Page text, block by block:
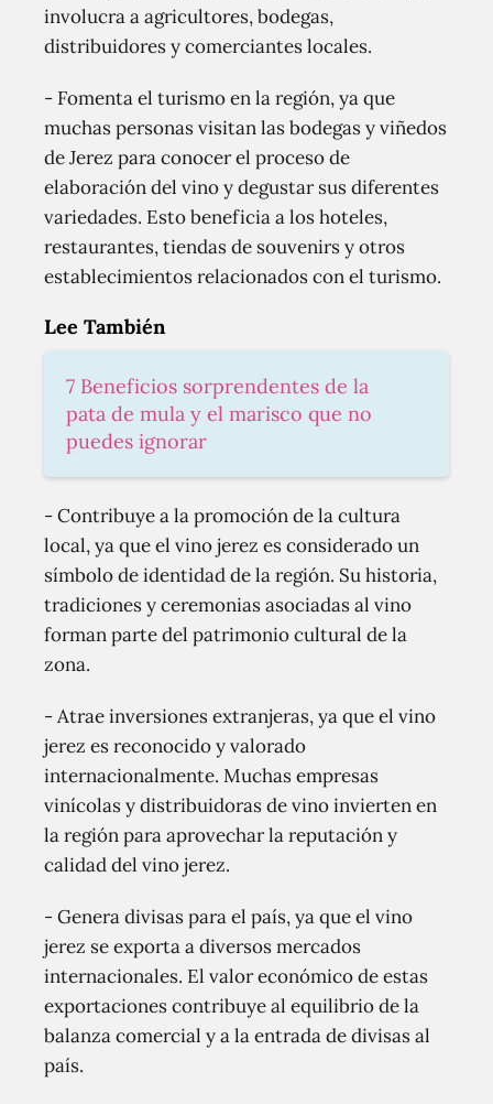
involucra a agricultores, bodegas,
distribuidores y comerciantes locales.
- Fomenta el turismo en la región, ya que
muchas personas visitan las bodegas y viñedos
de Jerez para conocer el proceso de
elaboración del vino y degustar sus diferentes
variedades. Esto beneficia a los hoteles,
restaurantes, tiendas de souvenirs y otros
establecimientos relacionados con el turismo.
Lee También
7 Beneficios sorprendentes de la
pata de mula y el marisco que no
puedes ignorar
- Contribuye a la promoción de la cultura
local, ya que el vino jerez es considerado un
símbolo de identidad de la región. Su historia,
tradiciones y ceremonias asociadas al vino
forman parte del patrimonio cultural de la
zona.
- Atrae inversiones extranjeras, ya que el vino
jerez es reconocido y valorado
internacionalmente. Muchas empresas
vinícolas y distribuidoras de vino invierten en
la región para aprovechar la reputación y
calidad del vino jerez.
- Genera divisas para el país, ya que el vino
jerez se exporta a diversos mercados
internacionales. El valor económico de estas
exportaciones contribuye al equilibrio de la
balanza comercial y a la entrada de divisas al
país.